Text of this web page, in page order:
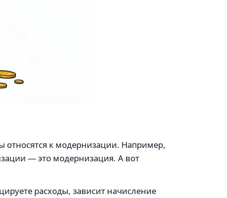
относятся к модернизации. Например,
— это модернизация. А вот
расходы, зависит начисление